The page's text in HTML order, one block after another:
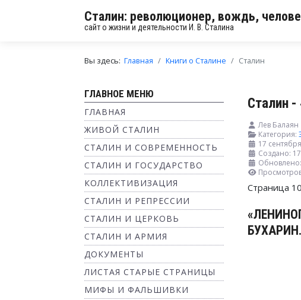
Сталин: революционер, вождь,
сайт о жизни и деятельности И. В. Сталина
Вы здесь: Главная Книги о Сталине Сталин
ГЛАВНОЕ МЕНЮ
ГЛАВНАЯ
ЖИВОЙ СТАЛИН
СТАЛИН И СОВРЕМЕННОСТЬ
СТАЛИН И ГОСУДАРСТВО
КОЛЛЕКТИВИЗАЦИЯ
СТАЛИН И РЕПРЕССИИ
СТАЛИН И ЦЕРКОВЬ
СТАЛИН И АРМИЯ
ДОКУМЕНТЫ
ЛИСТАЯ СТАРЫЕ СТРАНИЦЫ
МИФЫ И ФАЛЬШИВКИ
Сталин
Лев Балаян
Категория:
17
Создано:
Страница
БУХАРИН.